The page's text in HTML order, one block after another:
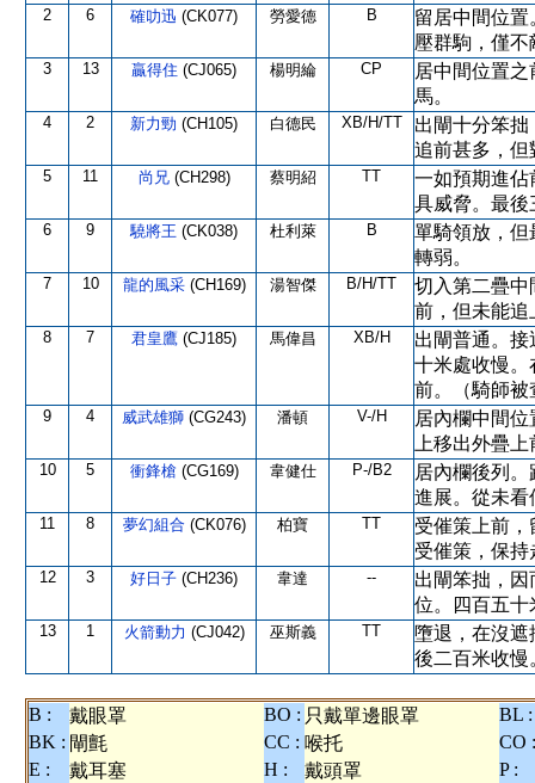
2 6 確叻迅 (CK077) 勞愛德 B
留居中間位
壓群駒，僅不
3 13 贏得住 (CJ065) 楊明綸 CP
居中間位置
馬。
4 2 新力勁 (CH105) 白德民 XB/H/TT
出閘十分笨
追前甚多，但
5 11 尚兄 (CH298) 蔡明紹 TT
一如預期進佔
具威脅。最後
6 9 驍將王 (CK038) 杜利萊 B
單騎領放，但
轉弱。
7 10 龍的風采 (CH169) 湯智傑 B/H/TT
切入第二疊中
前，但未能追
8 7 君皇鷹 (CJ185) 馬偉昌 XB/H
出閘普通。
十米處收慢。
前。（騎師被
9 4 威武雄獅 (CG243) 潘頓 V-/H
居內欄中間
上移出外疊
10 5 衝鋒槍 (CG169) 韋健仕 P-/B2
居內欄後列
進展。從未看
11 8 夢幻組合 (CK076) 柏寶 TT
受催策上前
受催策，保
12 3 好日子 (CH236) 韋達 --
出閘笨拙，
位。四百五十
13 1 火箭動力 (CJ042) 巫斯義 TT
墮退，在沒遮
後二百米收慢
B : 戴眼罩 BO : 只戴單邊眼罩
BL :
BK : 閘氈 CC : 喉托
CO :
E :
戴耳塞 H : 戴頭罩
P :